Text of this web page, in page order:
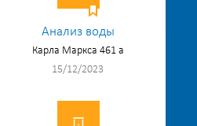
Анализ воды
Карла Маркса 461 а
15/12/2023